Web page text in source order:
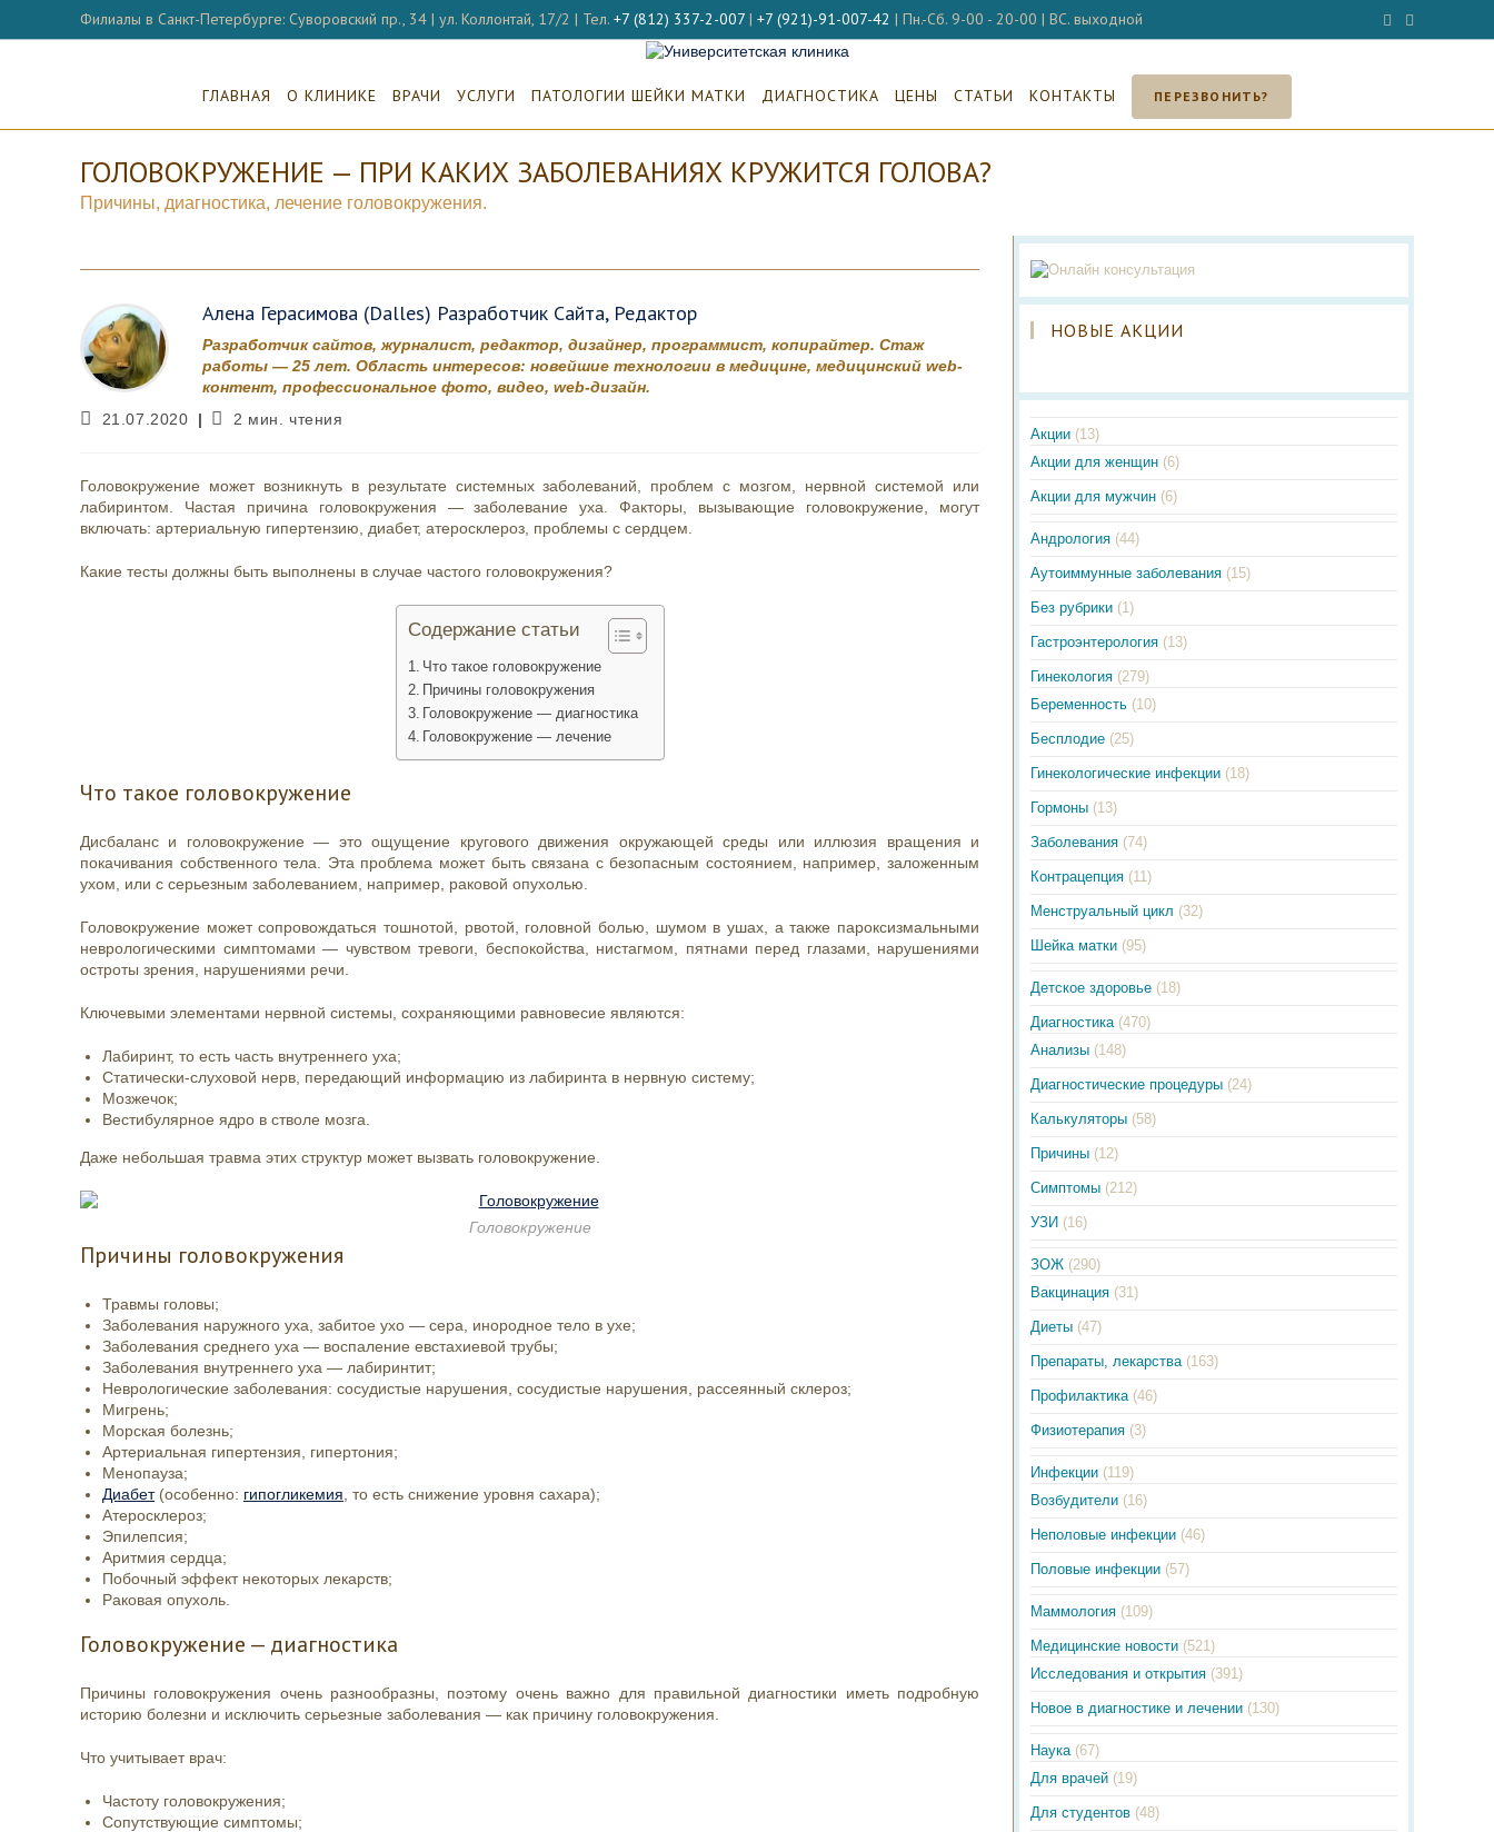
Филиалы в Санкт-Петербурге: Суворовский пр., 34 | ул. Коллонтай, 17/2 | Тел. +7 (812) 337-2-007 | +7 (921)-91-007-42 | Пн.-Сб. 9-00 - 20-00 | ВС. выходной
ГЛАВНАЯ О КЛИНИКЕ ВРАЧИ УСЛУГИ ПАТОЛОГИИ ШЕЙКИ МАТКИ ДИАГНОСТИКА ЦЕНЫ СТАТЬИ КОНТАКТЫ ПЕРЕЗВОНИТЬ?
ГОЛОВОКРУЖЕНИЕ — ПРИ КАКИХ ЗАБОЛЕВАНИЯХ КРУЖИТСЯ ГОЛОВА?
Причины, диагностика, лечение головокружения.
Алена Герасимова (Dalles) Разработчик Сайта, Редактор
Разработчик сайтов, журналист, редактор, дизайнер, программист, копирайтер. Стаж
работы — 25 лет. Область интересов: новейшие технологии в медицине, медицинский web-
контент, профессиональное фото, видео, web-дизайн.
Запись
21.07.2020
Время
2 мин. чтения
Головокружение может возникнуть в результате системных заболеваний, проблем с мозгом, нервной системой или
лабиринтом. Частая причина головокружения — заболевание уха. Факторы, вызывающие головокружение, могут
включать: артериальную гипертензию, диабет, атеросклероз, проблемы с сердцем.
Какие тесты должны быть выполнены в случае частого головокружения?
Содержание статьи
Что такое головокружение
Причины головокружения
Головокружение — диагностика
Головокружение — лечение
Что такое головокружение
Дисбаланс и головокружение — это ощущение кругового движения окружающей среды или иллюзия вращения и
покачивания собственного тела. Эта проблема может быть связана с безопасным состоянием, например, заложенным
ухом, или с серьезным заболеванием, например, раковой опухолью.
Головокружение может сопровождаться тошнотой, рвотой, головной болью, шумом в ушах, а также пароксизмальными
неврологическими симптомами — чувством тревоги, беспокойства, нистагмом, пятнами перед глазами, нарушениями
остроты зрения, нарушениями речи.
Ключевыми элементами нервной системы, сохраняющими равновесие являются:
Лабиринт, то есть часть внутреннего уха;
Статически-слуховой нерв, передающий информацию из лабиринта в нервную систему;
Мозжечок;
Вестибулярное ядро в стволе мозга.
Даже небольшая травма этих структур может вызвать головокружение.
Головокружение
Причины головокружения
Травмы головы;
Заболевания наружного уха, забитое ухо — сера, инородное тело в ухе;
Заболевания среднего уха — воспаление евстахиевой трубы;
Заболевания внутреннего уха — лабиринтит;
Неврологические заболевания: сосудистые нарушения, сосудистые нарушения, рассеянный склероз;
Мигрень;
Морская болезнь;
Артериальная гипертензия, гипертония;
Менопауза;
Диабет(особенно: гипогликемия , то есть снижение уровня сахара);
Атеросклероз;
Эпилепсия;
Аритмия сердца;
Побочный эффект некоторых лекарств;
Раковая опухоль.
Головокружение — диагностика
Причины головокружения очень разнообразны, поэтому очень важно для правильной диагностики иметь подробную
историю болезни и исключить серьезные заболевания — как причину головокружения.
Что учитывает врач:
Частоту головокружения;
Сопутствующие симптомы;
НОВЫЕ АКЦИИ
Акции (13)
Акции для женщин (6)
Акции для мужчин (6)
Андрология (44)
Аутоиммунные заболевания (15)
Без рубрики (1)
Гастроэнтерология (13)
Гинекология (279)
Беременность (10)
Бесплодие (25)
Гинекологические инфекции (18)
Гормоны (13)
Заболевания (74)
Контрацепция (11)
Менструальный цикл (32)
Шейка матки (95)
Детское здоровье (18)
Диагностика (470)
Анализы (148)
Диагностические процедуры (24)
Калькуляторы (58)
Причины (12)
Симптомы (212)
УЗИ (16)
ЗОЖ (290)
Вакцинация (31)
Диеты (47)
Препараты, лекарства (163)
Профилактика (46)
Физиотерапия (3)
Инфекции (119)
Возбудители (16)
Неполовые инфекции (46)
Половые инфекции (57)
Маммология (109)
Медицинские новости (521)
Исследования и открытия (391)
Новое в диагностике и лечении (130)
Наука (67)
Для врачей (19)
Для студентов (48)